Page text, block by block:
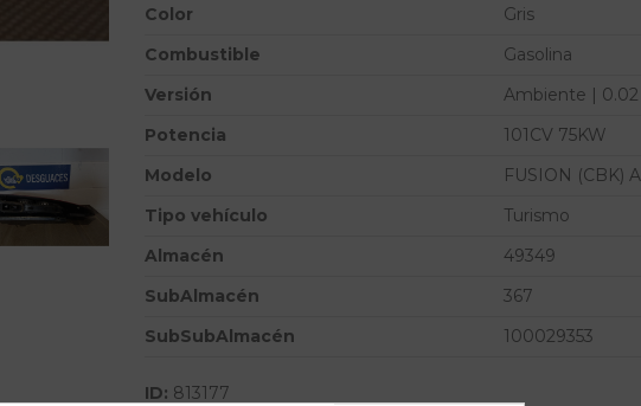
Color
Gris
Combustible
Gasolina
Versión
Ambiente | 0.02
Potencia
101CV 75KW
Modelo
FUSION (CBK)
Tipo vehículo
Turismo
Almacén
49349
SubAlmacén
367
SubSubAlmacén
100029353
ID: 813177